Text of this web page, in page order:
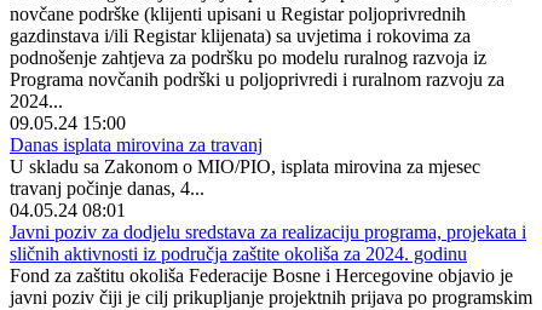
novčane podrške (klijenti upisani u Registar poljoprivrednih
gazdinstava i/ili Registar klijenata) sa uvjetima i rokovima za
podnošenje zahtjeva za podršku po modelu ruralnog razvoja iz
Programa novčanih podrški u poljoprivredi i ruralnom razvoju za
2024...
09.05.24 15:00
Danas isplata mirovina za travanj
U skladu sa Zakonom o MIO/PIO, isplata mirovina za mjesec
travanj počinje danas, 4...
04.05.24 08:01
Javni poziv za dodjelu sredstava za realizaciju programa, projekata i
sličnih aktivnosti iz područja zaštite okoliša za 2024. godinu
Fond za zaštitu okoliša Federacije Bosne i Hercegovine objavio je
javni poziv čiji je cilj prikupljanje projektnih prijava po programskim